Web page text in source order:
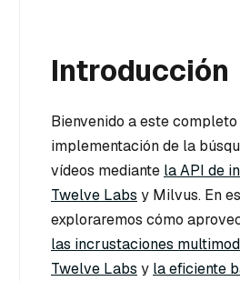
Introducción
Bienvenido a este
implementación de la
vídeos mediante la API de
Twelve Labs y Milvus. En
exploraremos cómo
las incrustaciones
Twelve Labs y la eficiente